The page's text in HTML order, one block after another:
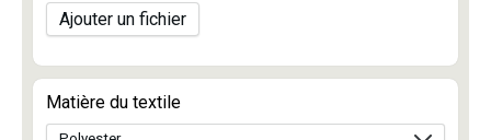
Ajouter un fichier
Matière du textile